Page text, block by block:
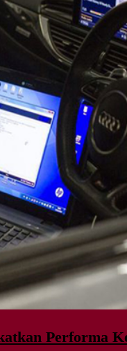
Performa